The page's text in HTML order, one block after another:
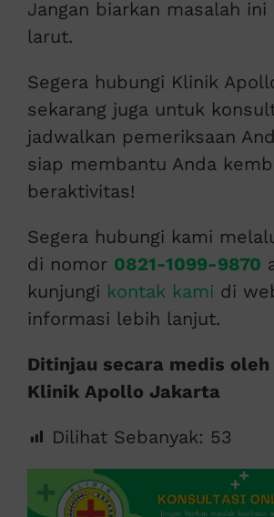
Jangan biarkan masalah
larut.
Segera hubungi Klinik
sekarang juga untuk
jadwalkan pemeriksaan
siap membantu Anda
beraktivitas!
Segera hubungi kami
di nomor 0821-1099-9870
kunjungi kontak kami di
informasi lebih lanjut.
Ditinjau secara medis
Klinik Apollo Jakarta
Dilihat Sebanyak: 53